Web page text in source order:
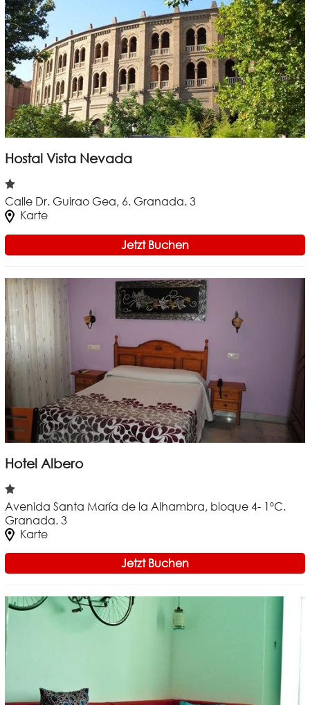
Hostal Vista Nevada
Calle Dr. Guirao Gea, 6. Granada. 3
Karte
Jetzt Buchen
Hotel Albero
Avenida Santa María de la Alhambra, bloque 4- 1ºC.
Granada. 3
Karte
Jetzt Buchen